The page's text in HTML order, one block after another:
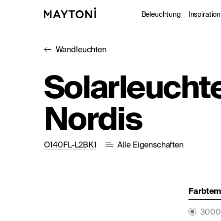
Beleuchtung Inspiration
Wandleuchten
Nordis
O140FL-L2BK1 Alle Eigenschaften
3000